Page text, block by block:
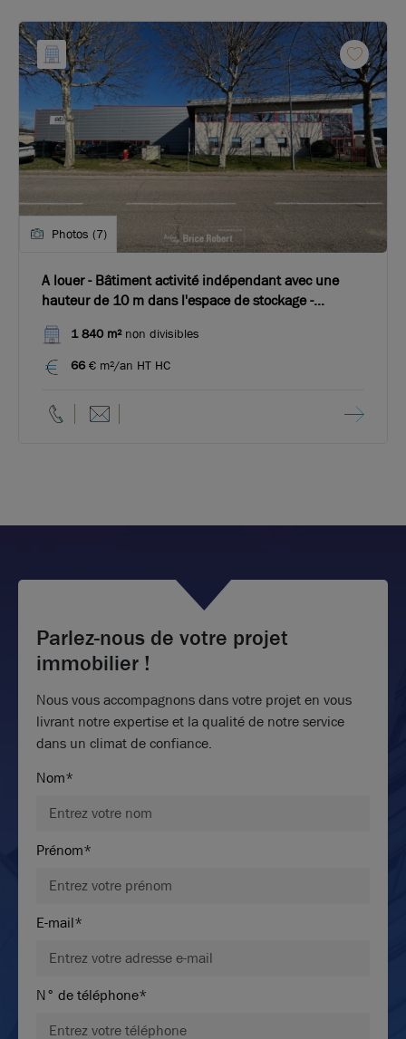
Photos (7)
A louer - Bâtiment activité indépendant avec une
hauteur de 10 m dans l'espace de stockage -
1 840 m²non divisibles
66 € m²/an HT HC
Parlez-nous de votre projet
immobilier !
Nous vous accompagnons dans votre projet en vous
livrant notre expertise et la qualité de notre service
dans un climat de confiance.
Nom*
Prénom*
E-mail*
N° de téléphone*